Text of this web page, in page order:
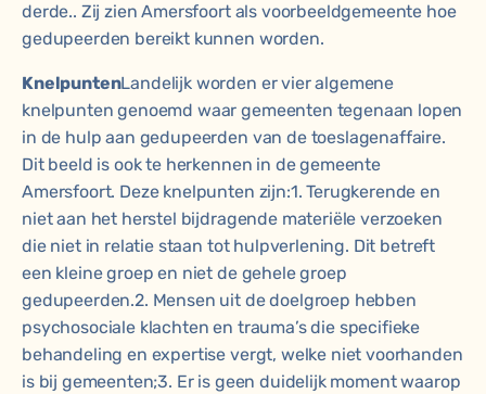
derde.. Zij zien Amersfoort als voorbeeldgemeente hoe
gedupeerden bereikt kunnen worden.
KnelpuntenLandelijk worden er vier algemene
knelpunten genoemd waar gemeenten tegenaan lopen
in de hulp aan gedupeerden van de toeslagenaffaire.
Dit beeld is ook te herkennen in de gemeente
Amersfoort. Deze knelpunten zijn:1. Terugkerende en
niet aan het herstel bijdragende materiële verzoeken
die niet in relatie staan tot hulpverlening. Dit betreft
een kleine groep en niet de gehele groep
gedupeerden.2. Mensen uit de doelgroep hebben
psychosociale klachten en trauma’s die specifieke
behandeling en expertise vergt, welke niet voorhanden
is bij gemeenten;3. Er is geen duidelijk moment waarop